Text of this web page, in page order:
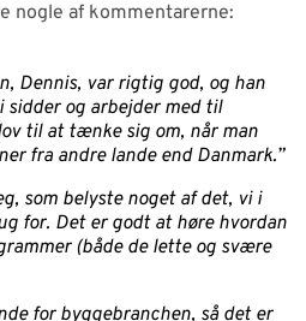
nogle af kommentarerne:
Dennis, var rigtig god, og han
sidder og arbejder med til
til at tænke sig om, når man
fra andre lande end Danmark.”
som belyste noget af det, vi i
for. Det er godt at høre hvordan
(både de lette og svære
for byggebranchen, så det er